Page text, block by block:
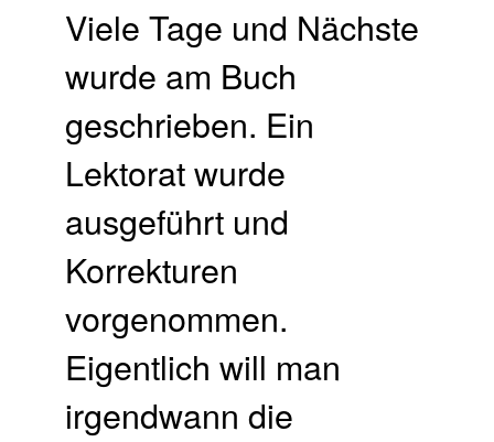
Viele Tage und Nächste
wurde am Buch
geschrieben. Ein
Lektorat wurde
ausgeführt und
Korrekturen
vorgenommen.
Eigentlich will man
irgendwann die